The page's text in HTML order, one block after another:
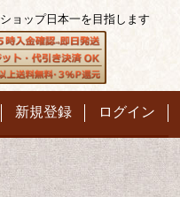
ショップ日本一を目指します
ログイン
新規登録